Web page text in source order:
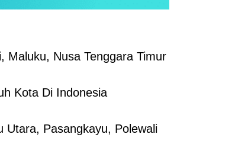
Maluku, Nusa Tenggara Timur
Kota Di Indonesia
Utara, Pasangkayu, Polewali